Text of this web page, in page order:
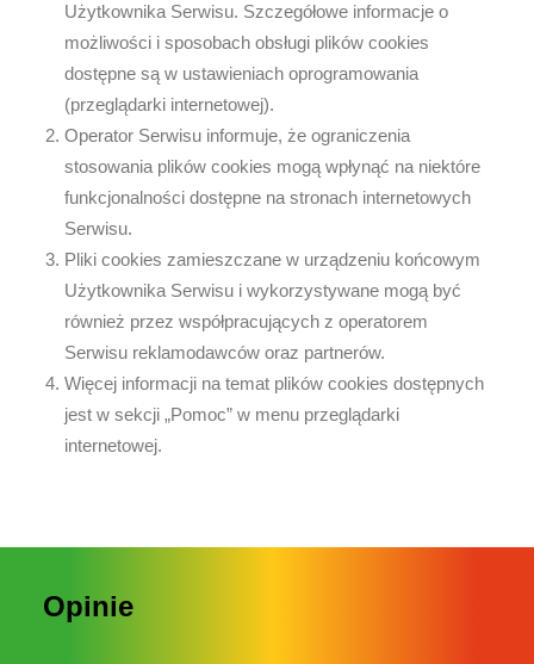
Użytkownika Serwisu. Szczegółowe informacje o
możliwości i sposobach obsługi plików cookies
dostępne są w ustawieniach oprogramowania
(przeglądarki internetowej).
Operator Serwisu informuje, że ograniczenia
stosowania plików cookies mogą wpłynąć na niektóre
funkcjonalności dostępne na stronach internetowych
Serwisu.
Pliki cookies zamieszczane w urządzeniu końcowym
Użytkownika Serwisu i wykorzystywane mogą być
również przez współpracujących z operatorem
Serwisu reklamodawców oraz partnerów.
Więcej informacji na temat plików cookies dostępnych
jest w sekcji „Pomoc” w menu przeglądarki
internetowej.
Opinie